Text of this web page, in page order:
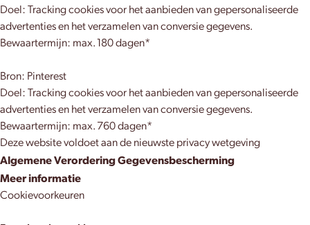
Doel: Tracking cookies voor het aanbieden van gepersonaliseerde
advertenties en het verzamelen van conversie gegevens.
Bewaartermijn: max. 180 dagen*
Bron: Pinterest
Doel: Tracking cookies voor het aanbieden van gepersonaliseerde
advertenties en het verzamelen van conversie gegevens.
Bewaartermijn: max. 760 dagen*
Deze website voldoet aan de nieuwste privacy wetgeving
Algemene Verordering Gegevensbescherming
Meer informatie
Cookievoorkeuren